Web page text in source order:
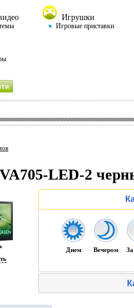
Игрушки
Игровые приставки
LED-2
Днем Вечером